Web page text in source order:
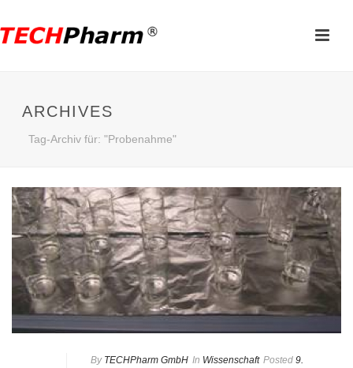
ARCHIVES
Tag-Archiv für: "Probenahme"
By TECHPharm GmbH In Wissenschaft Posted 9.